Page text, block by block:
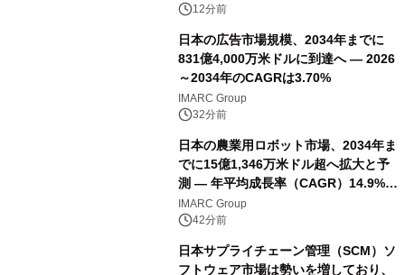
12分前
日本の広告市場規模、2034年までに
831億4,000万米ドルに到達へ ― 2026
～2034年のCAGRは3.70%
IMARC Group
32分前
日本の農業用ロボット市場、2034年ま
でに15億1,346万米ドル超へ拡大と予
測 ― 年平均成長率（CAGR）14.9%を
記録
IMARC Group
42分前
日本サプライチェーン管理（SCM）ソ
フトウェア市場は勢いを増しており、